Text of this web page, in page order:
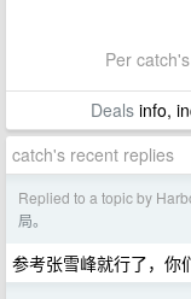
Per
Dealsinfo,
catch's recent replies
Replied to a topic by
局。
参考张雪峰就行了，你